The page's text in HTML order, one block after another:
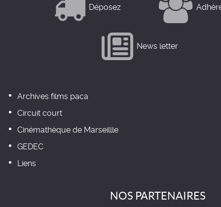
Déposez
News letter
Archives films paca
Circuit court
Cinémathèque de Marseillle
GEDEC
Liens
NOS PARTENAIRES